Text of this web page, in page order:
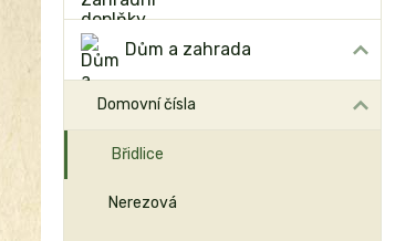
Dům a zahrada
Domovní čísla
Břidlice
Nerezová